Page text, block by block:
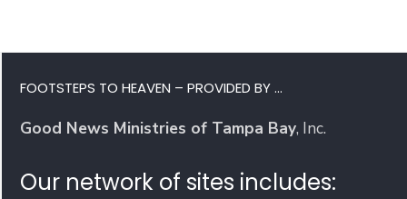
FOOTSTEPS TO HEAVEN – PROVIDED BY …
Good News Ministries of Tampa Bay, Inc.
Our network of sites includes: